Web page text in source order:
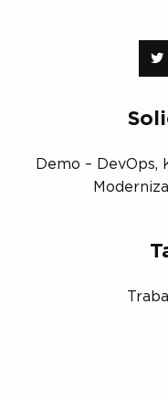
Demo –